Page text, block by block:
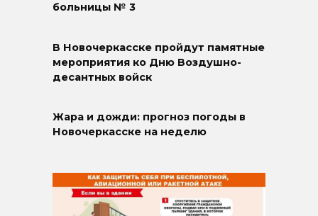
больницы № 3
В Новочеркасске пройдут памятные
мероприятия ко Дню Воздушно-
десантных войск
Жара и дожди: прогноз погоды в
Новочеркасске на неделю